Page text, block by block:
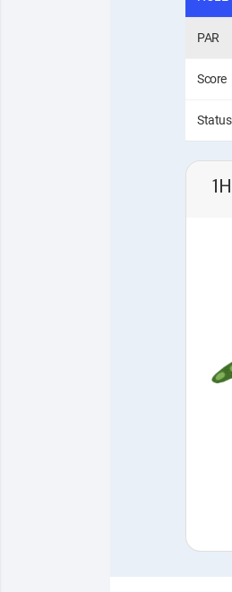
PAR
Score
Status
1H